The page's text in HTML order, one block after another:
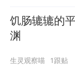
饥肠辘辘的
渊
生灵观察喵 1跟贴